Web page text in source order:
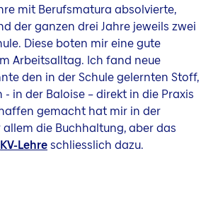
mit Berufsmatura absolvierte,
der ganzen drei Jahre jeweils zwei
Diese boten mir eine gute
Arbeitsalltag. Ich fand neue
den in der Schule gelernten Stoff,
in der Baloise – direkt in die Praxis
gemacht hat mir in der
allem die Buchhaltung, aber das
KV-Lehreschliesslich dazu.